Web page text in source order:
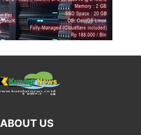
ABOUT US